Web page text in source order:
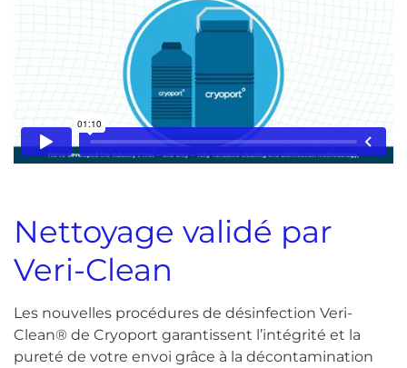
Nettoyage validé par
Veri-Clean
Les nouvelles procédures de désinfection Veri-
Clean® de Cryoport garantissent l’intégrité et la
pureté de votre envoi grâce à la décontamination